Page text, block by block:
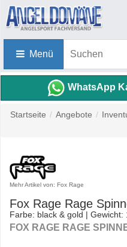
Menü
WhatsApp
Startseite / Angebote /
Mehr Artikel von: Fox Rage
Fox Rage Rage
Farbe: black & gold | Gewicht:
FOX RAGE RAGE